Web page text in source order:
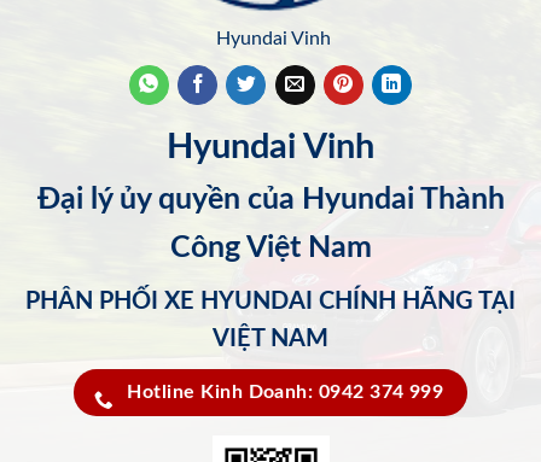
Hyundai Vinh
Hyundai Vinh
Đại lý ủy quyền của Hyundai Thành
Công Việt Nam
PHÂN PHỐI XE HYUNDAI CHÍNH HÃNG TẠI
VIỆT NAM
Hotline Kinh Doanh: 0942 374 999